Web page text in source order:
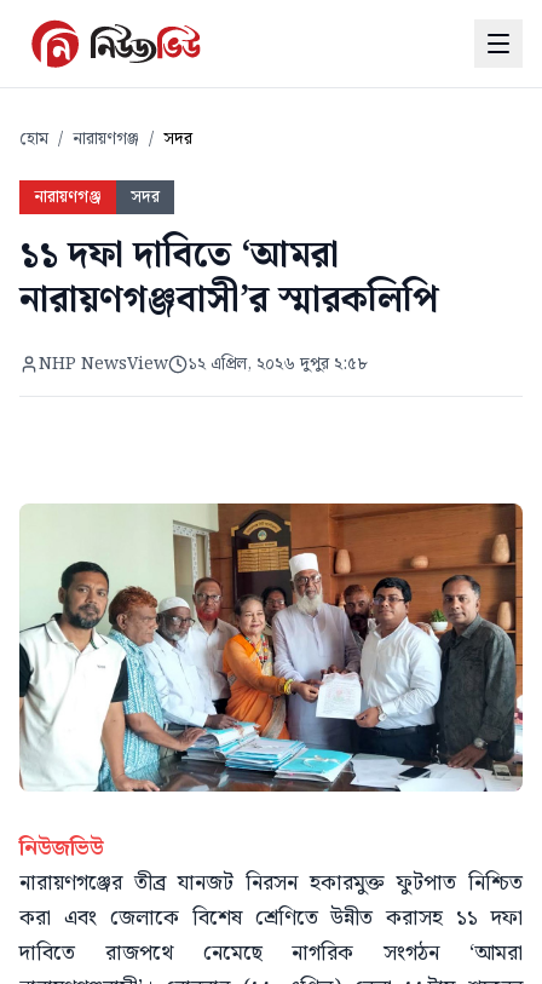
হোম / নারায়ণগঞ্জ / সদর
নারায়ণগঞ্জ সদর
১১ দফা দাবিতে ‘আমরা
নারায়ণগঞ্জবাসী’র স্মারকলিপি
NHP NewsView ১২ এপ্রিল, ২০২৬ দুপুর ২:৫৮
নিউজভিউ
নারায়ণগঞ্জের তীব্র যানজট নিরসন হকারমুক্ত ফুটপাত নিশ্চিত
করা এবং জেলাকে বিশেষ শ্রেণিতে উন্নীত করাসহ ১১ দফা
দাবিতে রাজপথে নেমেছে নাগরিক সংগঠন ‘আমরা